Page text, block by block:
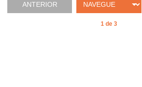
ANTERIOR
1 de 3